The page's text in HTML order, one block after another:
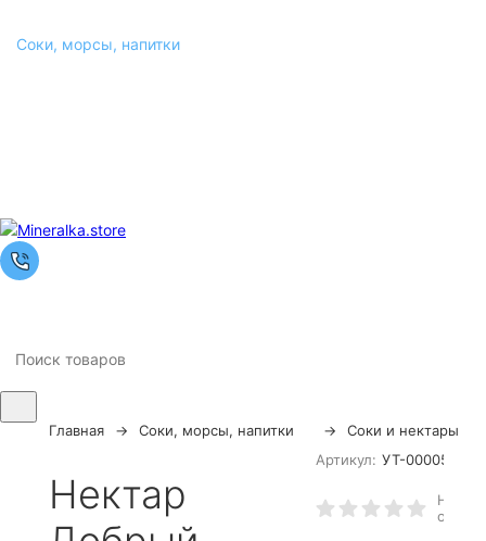
Соки, морсы, напитки
Главная Соки, морсы, напитки Соки и нектары
Нектар
Артикул: УТ-00005712
отзыв